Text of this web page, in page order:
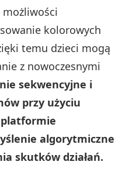
kolorowych
temu dzieci mogą
z nowoczesnymi
sekwencyjne i
przy użyciu
algorytmiczne
skutków działań.